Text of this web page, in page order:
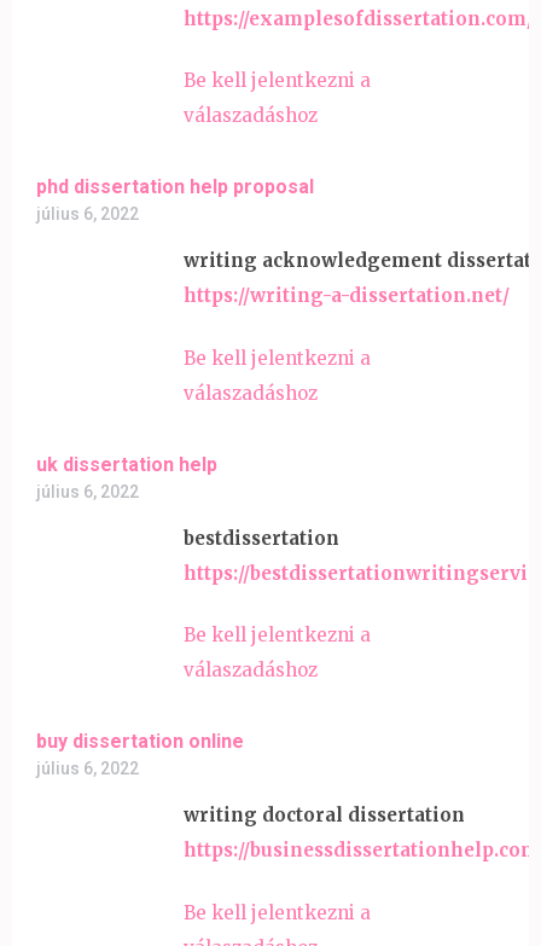
https://examplesofdissertation.com/
Be kell jelentkezni a
válaszadáshoz
phd dissertation help proposal
július 6, 2022
writing acknowledgement
https://writing-a-dissertation.net/
Be kell jelentkezni a
válaszadáshoz
uk dissertation help
július 6, 2022
bestdissertation
https://
Be kell jelentkezni a
válaszadáshoz
buy dissertation online
július 6, 2022
writing doctoral dissertation
https://
Be kell jelentkezni a